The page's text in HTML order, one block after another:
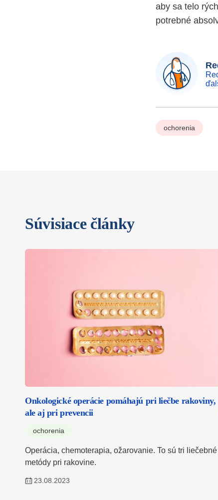
aby sa telo
potrebné
ochorenia
Súvisiace články
Onkologické operácie pomáhajú pri liečbe rakoviny,
ale aj pri prevencii
ochorenia
Operácia, chemoterapia, ožarovanie. To sú tri liečebné
metódy pri rakovine.
23.08.2023